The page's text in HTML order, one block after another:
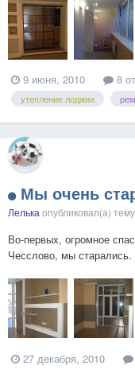
хорошо видно...
9 июня, 2010 8
утепление лоджии
Мы очень
Лелька опубликовал(а)
Во-первых, огромное
Чесслово, мы
27 декабря, 2010